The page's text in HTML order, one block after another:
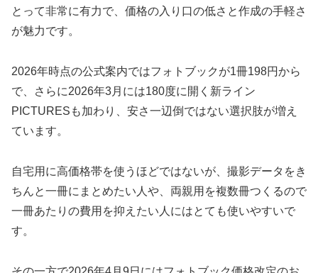
とって非常に有力で、価格の入り口の低さと作成の手軽さ
が魅力です。
2026年時点の公式案内ではフォトブックが1冊198円から
で、さらに2026年3月には180度に開く新ライン
PICTURESも加わり、安さ一辺倒ではない選択肢が増え
ています。
自宅用に高価格帯を使うほどではないが、撮影データをき
ちんと一冊にまとめたい人や、両親用を複数冊つくるので
一冊あたりの費用を抑えたい人にはとても使いやすいで
す。